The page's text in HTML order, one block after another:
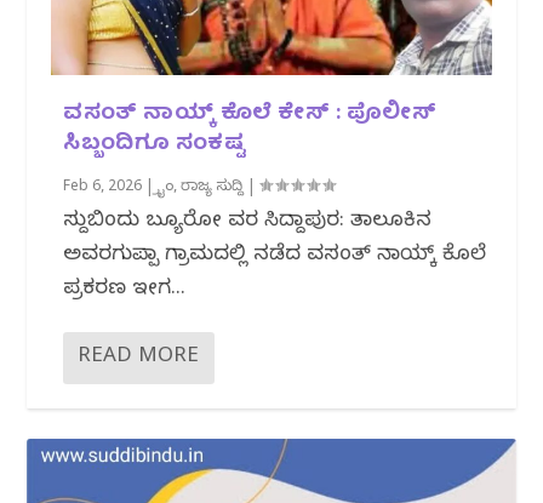
ವಸಂತ್ ನಾಯ್ಕ್ ಕೊಲೆ ಕೇಸ್‌ : ಪೊಲೀಸ್
ಸಿಬ್ಬಂದಿಗೂ ಸಂಕಷ್ಟ
Feb 6, 2026 |ಕ್ರೈಂ,ರಾಜ್ಯ ಸುದ್ದಿ |
ಸುದ್ದಿಬಿಂದು ಬ್ಯೂರೋ ವರದಿ ಸಿದ್ದಾಪುರ: ತಾಲೂಕಿನ
ಅವರಗುಪ್ಪಾ ಗ್ರಾಮದಲ್ಲಿ ನಡೆದ ವಸಂತ್ ನಾಯ್ಕ್ ಕೊಲೆ
ಪ್ರಕರಣ ಇದೀಗ...
READ MORE